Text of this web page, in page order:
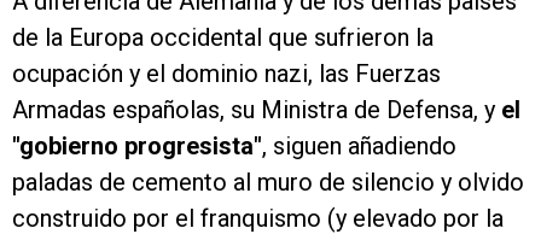
de la Europa occidental que sufrieron la
ocupación y el dominio nazi, las Fuerzas
Armadas españolas, su Ministra de Defensa, y el
"gobierno progresista", siguen añadiendo
paladas de cemento al muro de silencio y olvido
construido por el franquismo (y elevado por la